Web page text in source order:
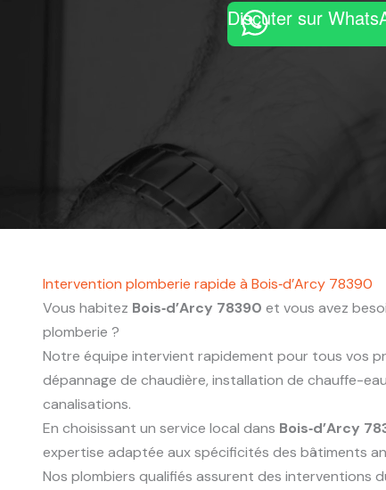
Discuter sur
Intervention plomberie rapide à Bois‑d’Arcy 78390
Vous habitez Bois‑d’Arcy 78390 et vous avez
plomberie ?
Notre équipe intervient rapidement pour tous vos
dépannage de chaudière, installation de chauffe-
canalisations.
En choisissant un service local dans Bois‑d’Arcy
expertise adaptée aux spécificités des bâtiments
Nos plombiers qualifiés assurent des interventions